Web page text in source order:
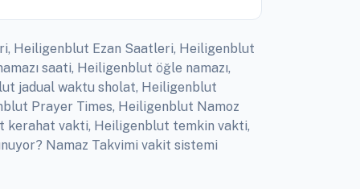
Heiligenblut Ezan Saatleri, Heiligenblut
saati, Heiligenblut öğle namazı,
jadual waktu sholat, Heiligenblut
Prayer Times, Heiligenblut Namoz
kerahat vakti, Heiligenblut temkin vakti,
Namaz Takvimi vakit sistemi